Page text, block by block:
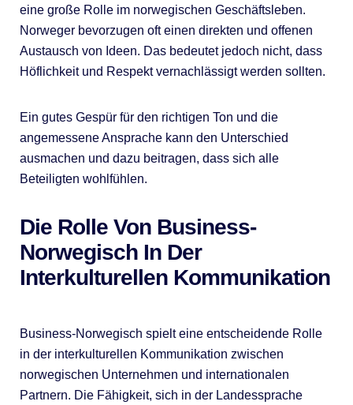
eine große Rolle im norwegischen Geschäftsleben.
Norweger bevorzugen oft einen direkten und offenen
Austausch von Ideen. Das bedeutet jedoch nicht, dass
Höflichkeit und Respekt vernachlässigt werden sollten.
Ein gutes Gespür für den richtigen Ton und die
angemessene Ansprache kann den Unterschied
ausmachen und dazu beitragen, dass sich alle
Beteiligten wohlfühlen.
Die Rolle Von Business-
Norwegisch In Der
Interkulturellen Kommunikation
Business-Norwegisch spielt eine entscheidende Rolle
in der interkulturellen Kommunikation zwischen
norwegischen Unternehmen und internationalen
Partnern. Die Fähigkeit, sich in der Landessprache